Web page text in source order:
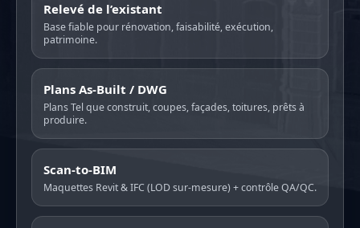
Relevé de l’existant
Base fiable pour rénovation, faisabilité, exécution,
patrimoine.
Plans As-Built / DWG
Plans Tel que construit, coupes, façades, toitures, prêts à
produire.
Scan-to-BIM
Maquettes Revit & IFC (LOD sur-mesure) + contrôle QA/QC.